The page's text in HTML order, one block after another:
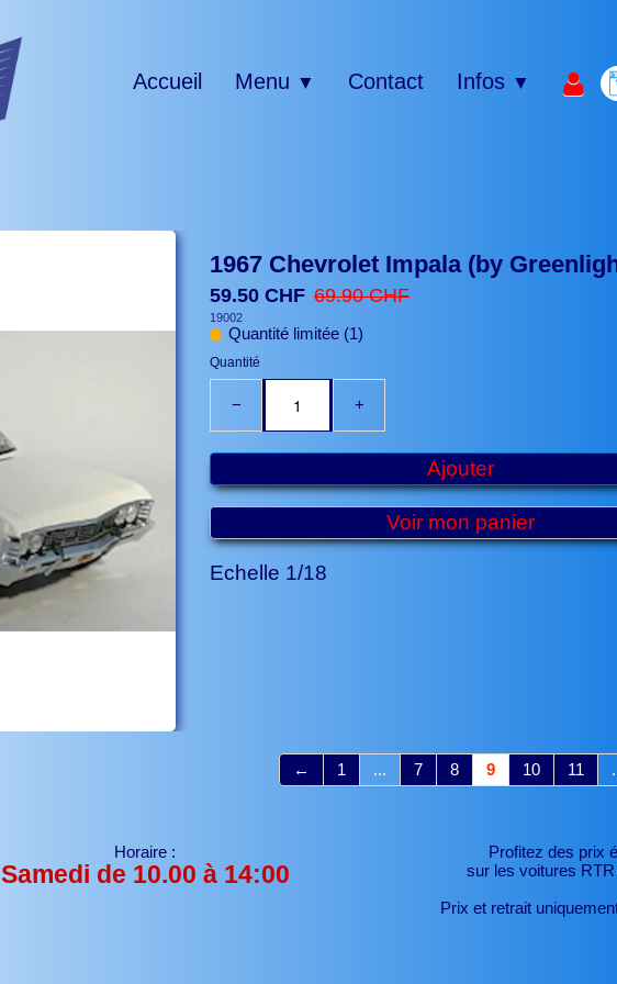
Accueil Menu ▼ Contact Infos ▼
1967 Chevrolet Impala (by
59.50 CHF 69.90 CHF
19002
Quantité limitée (1)
Quantité
− +
Ajouter
Voir mon panier
Echelle 1/18
← 1 ... 7 8 9 10 11
Horaire :
Samedi de 10.00 à 14:00
Profitez des prix
sur les voitures RTR
Prix et retrait